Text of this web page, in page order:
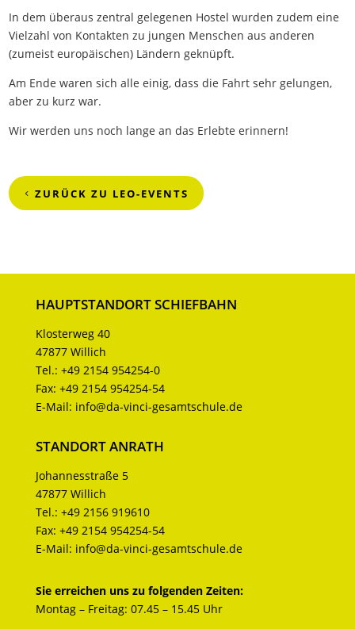
In dem überaus zentral gelegenen Hostel wurden zudem eine
Vielzahl von Kontakten zu jungen Menschen aus anderen
(zumeist europäischen) Ländern geknüpft.
Am Ende waren sich alle einig, dass die Fahrt sehr gelungen,
aber zu kurz war.
Wir werden uns noch lange an das Erlebte erinnern!
ZURÜCK ZU LEO-EVENTS
HAUPTSTANDORT SCHIEFBAHN
Klosterweg 40
47877 Willich
Tel.: +49 2154 954254-0
Fax: +49 2154 954254-54
E-Mail: info@da-vinci-gesamtschule.de
STANDORT ANRATH
Johannesstraße 5
47877 Willich
Tel.: +49 2156 919610
Fax: +49 2154 954254-54
E-Mail: info@da-vinci-gesamtschule.de
Sie erreichen uns zu folgenden Zeiten:
Montag – Freitag: 07.45 – 15.45 Uhr